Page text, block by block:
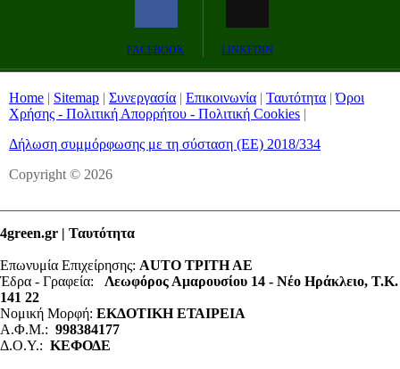
FACEBOOK LINKEDIN
Home | Sitemap | Συνεργασία | Επικοινωνία | Ταυτότητα |Όροι
Χρήσης - Πολιτική Απορρήτου - Πολιτική Cookies |
Δήλωση συμμόρφωσης με τη σύσταση (ΕΕ) 2018/334
Copyright © 2026
4green.gr | Ταυτότητα
Επωνυμία Επιχείρησης: AUTO ΤΡΙΤΗ ΑΕ
Έδρα - Γραφεία: Λεωφόρος Αμαρουσίου 14 - Νέο Ηράκλειο, Τ.Κ.
141 22
Νομική Μορφή: ΕΚΔΟΤΙΚΗ ΕΤΑΙΡΕΙΑ
Α.Φ.Μ.: 998384177
Δ.Ο.Υ.: ΚΕΦΟΔΕ